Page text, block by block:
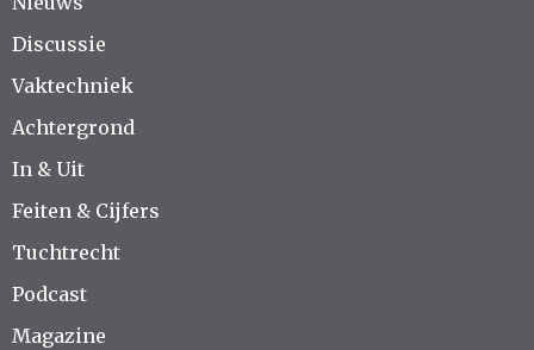
Discussie
Vaktechniek
Achtergrond
In & Uit
Feiten & Cijfers
Tuchtrecht
Podcast
Magazine